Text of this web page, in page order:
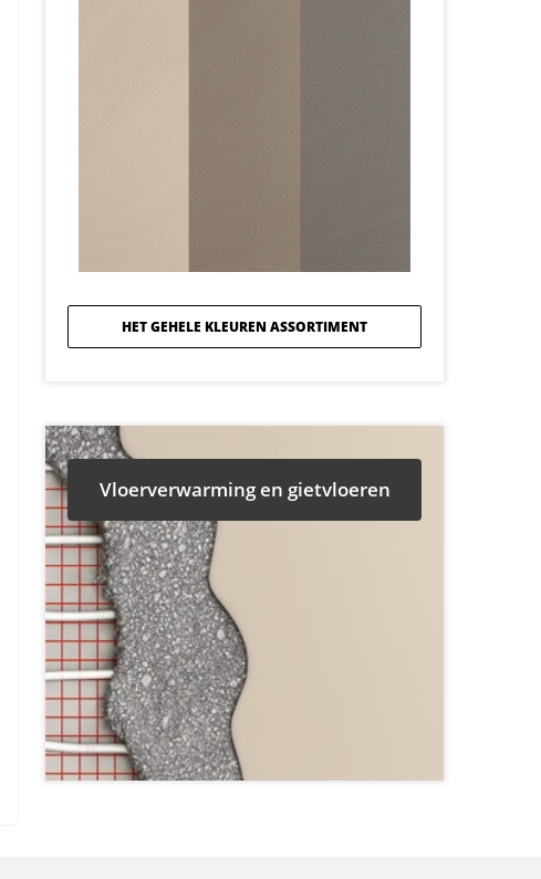
HET GEHELE KLEUREN ASSORTIMENT
Vloerverwarming en gietvloeren